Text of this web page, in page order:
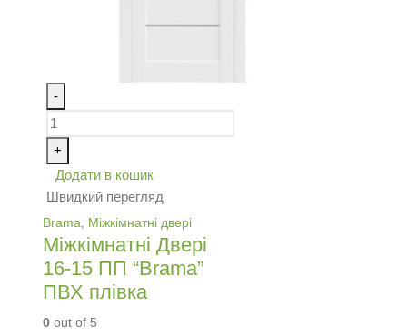
-
+
Додати в кошик
Швидкий перегляд
Brama Міжкімнатні двері
Міжкімнатні Двері
16-15 ПП “Brama”
ПВХ плівка
0 out of 5